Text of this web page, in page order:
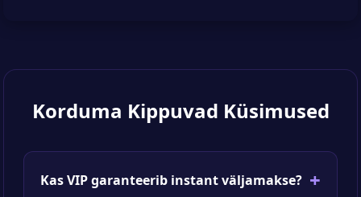
Korduma Kippuvad Küsimused
Kas VIP garanteerib instant väljamakse?